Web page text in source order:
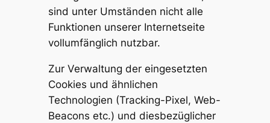
sind unter Umständen nicht alle
Funktionen unserer Internetseite
vollumfänglich nutzbar.
Zur Verwaltung der eingesetzten
Cookies und ähnlichen
Technologien (Tracking-Pixel, Web-
Beacons etc.) und diesbezüglicher